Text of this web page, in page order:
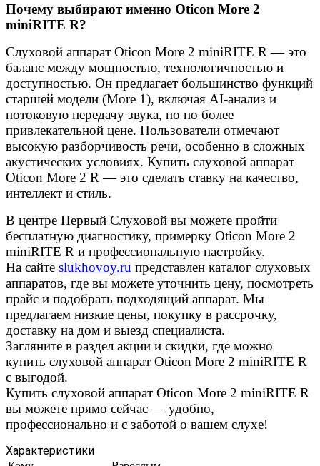
Почему выбирают именно Oticon More 2
miniRITE R?
Слуховой аппарат Oticon More 2 miniRITE R — это
баланс между мощностью, технологичностью и
доступностью. Он предлагает большинство функций
старшей модели (More 1), включая AI-анализ и
потоковую передачу звука, но по более
привлекательной цене. Пользователи отмечают
высокую разборчивость речи, особенно в сложных
акустических условиях. Купить слуховой аппарат
Oticon More 2 R — это сделать ставку на качество,
интеллект и стиль.
В центре Первый Слуховой вы можете пройти
бесплатную диагностику, примерку Oticon More 2
miniRITE R и профессиональную настройку.
На сайте slukhovoy.ru представлен каталог слуховых
аппаратов, где вы можете уточнить цену, посмотреть
прайс и подобрать подходящий аппарат. Мы
предлагаем низкие цены, покупку в рассрочку,
доставку на дом и выезд специалиста.
Загляните в раздел акции и скидки, где можно
купить слуховой аппарат Oticon More 2 miniRITE R
с выгодой.
Купить слуховой аппарат Oticon More 2 miniRITE R
вы можете прямо сейчас — удобно,
профессионально и с заботой о вашем слухе!
Характеристики